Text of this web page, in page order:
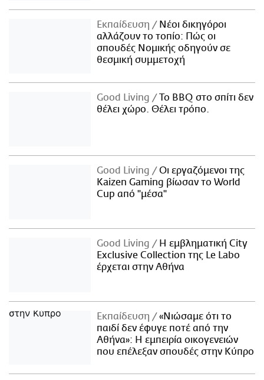
Εκπαίδευση
Νέοι δικηγόροι
αλλάζουν το τοπίο: Πώς οι
σπουδές Νομικής οδηγούν σε
θεσμική συμμετοχή
Good Living
Το BBQ στο σπίτι δεν
θέλει χώρο. Θέλει τρόπο.
Good Living
Οι εργαζόμενοι της
Kaizen Gaming βίωσαν το World
Cup από "μέσα"
Good Living
Η εμβληματική City
Exclusive Collection της Le Labo
έρχεται στην Αθήνα
Εκπαίδευση
«Νιώσαμε ότι το
παιδί δεν έφυγε ποτέ από την
Αθήνα»: Η εμπειρία οικογενειών
που επέλεξαν σπουδές στην Κύπρο